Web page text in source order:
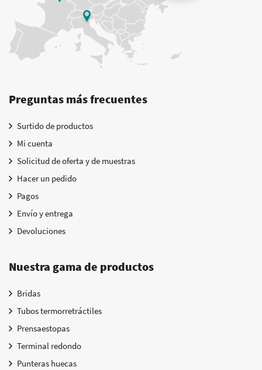
Preguntas más frecuentes
Surtido de productos
Mi cuenta
Solicitud de oferta y de muestras
Hacer un pedido
Pagos
Envío y entrega
Devoluciones
Nuestra gama de productos
Bridas
Tubos termorretráctiles
Prensaestopas
Terminal redondo
Punteras huecas